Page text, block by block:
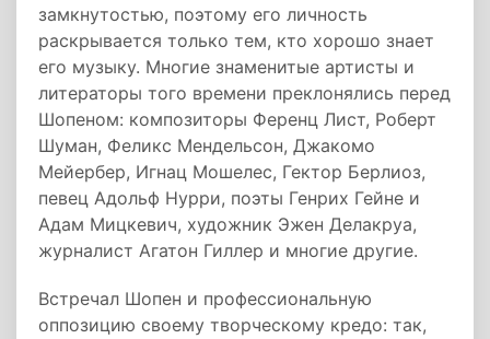
замкнутостью, поэтому его личность
раскрывается только тем, кто хорошо знает
его музыку. Многие знаменитые артисты и
литераторы того времени преклонялись перед
Шопеном: композиторы Ференц Лист, Роберт
Шуман, Феликс Мендельсон, Джакомо
Мейербер, Игнац Мошелес, Гектор Берлиоз,
певец Адольф Нурри, поэты Генрих Гейне и
Адам Мицкевич, художник Эжен Делакруа,
журналист Агатон Гиллер и многие другие.
Встречал Шопен и профессиональную
оппозицию своему творческому кредо: так,